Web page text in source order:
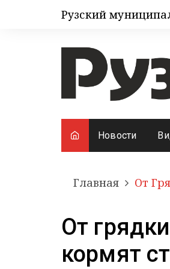
Рузский
Новости
Главная От
От
кормят